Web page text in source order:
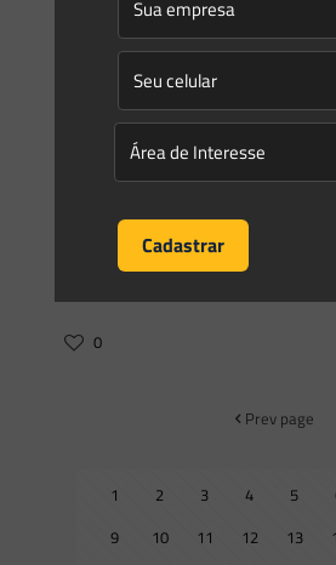
Newsletter Saes Advogados – 192 |
leitores, Nesta newsletter, destacamos
#Direito AmbientalNo artigo “No
vale a norma mais restritiva?”,
0
Prev page
1 2 3 4 5
9
10 11 12 13